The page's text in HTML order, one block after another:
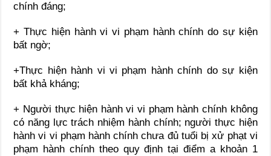
chính đáng;
+ Thực hiện hành vi vi phạm hành chính do sự kiện
bất ngờ;
+Thực hiện hành vi vi phạm hành chính do sự kiện
bất khả kháng;
+ Người thực hiện hành vi vi phạm hành chính không
có năng lực trách nhiệm hành chính; người thực hiện
hành vi vi phạm hành chính chưa đủ tuổi bị xử phạt vi
phạm hành chính theo quy định tại điểm a khoản 1